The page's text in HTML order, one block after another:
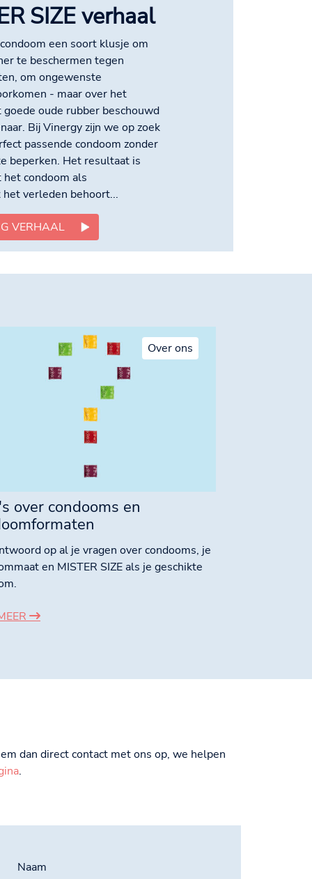
SIZE verhaal
een soort klusje om
te beschermen tegen
om ongewenste
- maar over het
oude rubber beschouwd
Bij Vinergy zijn we op zoek
passende condoom zonder
beperken. Het resultaat is
het condoom als
verleden behoort...
VERHAAL
Over ons
over condooms en
op al je vragen over condooms, je
en MISTER SIZE als je geschikte
dan direct contact met ons op, we helpen
.
Naam